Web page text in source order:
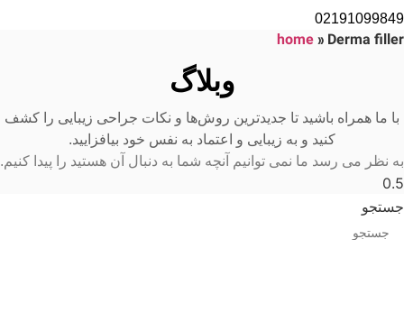
02191099849
home» Derma filler
وبلاگ
با ما همراه باشید تا جدیدترین روش‌ها و نکات جراحی زیبایی را کشف
کنید و به زیبایی و اعتماد به نفس خود بیافزایید.
به نظر می رسد ما نمی توانیم آنچه شما به دنبال آن هستید را پیدا کنیم.
جستجو